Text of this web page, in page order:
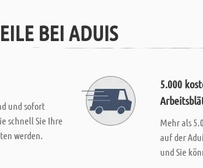
BEI ADUIS
und sofort
schnell Sie Ihre
werden.
5.000
Mehr als
auf der
und Sie